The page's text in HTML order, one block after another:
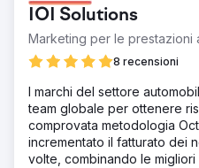
all'anno precedente. Il
come leader del settore,
sostenuta.
Vai alla
IOI Solutions
Marketing per le prestazioni
8 recensioni
I marchi del settore
team globale per ottenere
comprovata metodologia
incrementato il fatturato dei
volte, combinando le